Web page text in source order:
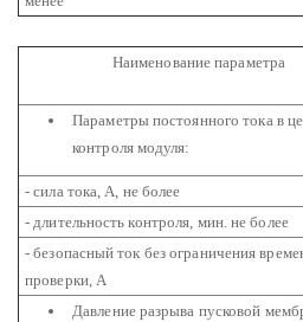
Наименование параметра
Параметры постоянного тока в
контроля модуля:
- сила тока, А, не более
- длительность контроля, мин. не более
- безопасный ток без ограничения
проверки, А
Давление разрыва пусковой